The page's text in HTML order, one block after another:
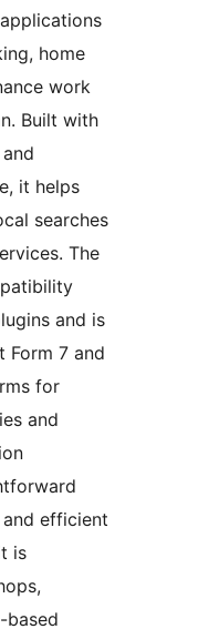
home
work
Built with
it helps
searches
The
and is
Form 7 and
for
and
efficient
is
based